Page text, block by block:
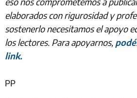
elaborados con rigurosidad y
sostenerlo necesitamos el apoyo
los lectores. Para apoyarnos,
link.
PP